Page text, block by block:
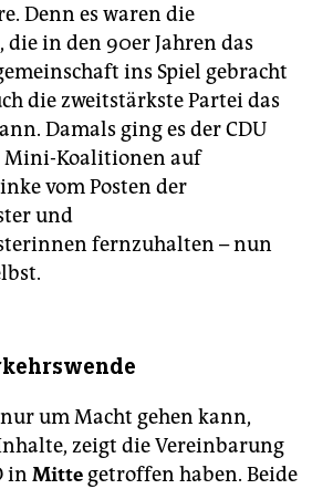
Denn es waren die
in den 90er Jahren das
ins Spiel gebracht
die zweitstärkste Partei das
Damals ging es der CDU
Mini-Koalitionen auf
vom Posten der
und
fernzuhalten – nun
um Macht gehen kann,
zeigt die Vereinbarung
in Mitte getroffen haben. Beide